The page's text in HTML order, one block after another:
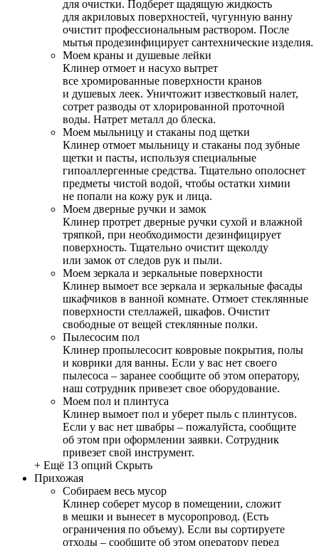
для очистки. Подберет щадящую жидкость
для акриловых поверхностей, чугунную ванну
очистит профессиональным раствором. После
мытья продезинфицирует сантехнические изделия.
Моем краны и душевые лейки
Клинер отмоет и насухо вытрет
все хромированные поверхности кранов
и душевых леек. Уничтожит известковый налет,
сотрет разводы от хлорированной проточной
воды. Натрет металл до блеска.
Моем мыльницу и стаканы под щетки
Клинер отмоет мыльницу и стаканы под зубные
щетки и пасты, используя специальные
гипоаллергенные средства. Тщательно ополоснет
предметы чистой водой, чтобы остатки химии
не попали на кожу рук и лица.
Моем дверные ручки и замок
Клинер протрет дверные ручки сухой и влажной
тряпкой, при необходимости дезинфицирует
поверхность. Тщательно очистит щеколду
или замок от следов рук и пыли.
Моем зеркала и зеркальные поверхности
Клинер вымоет все зеркала и зеркальные фасады
шкафчиков в ванной комнате. Отмоет стеклянные
поверхности стеллажей, шкафов. Очистит
свободные от вещей стеклянные полки.
Пылесосим пол
Клинер пропылесосит ковровые покрытия, полы
и коврики для ванны. Если у вас нет своего
пылесоса – заранее сообщите об этом оператору,
наш сотрудник привезет свое оборудование.
Моем пол и плинтуса
Клинер вымоет пол и уберет пыль с плинтусов.
Если у вас нет швабры – пожалуйста, сообщите
об этом при оформлении заявки. Сотрудник
привезет свой инструмент.
+ Ещё 13 опций Скрыть
Прихожая
Собираем весь мусор
Клинер соберет мусор в помещении, сложит
в мешки и вынесет в мусоропровод. (Есть
ограничения по объему). Если вы сортируете
отходы – сообщите об этом оператору перед